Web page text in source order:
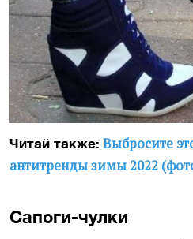
Читай также: Выбросите
антитренды зимы 2022
Сапоги-чулки